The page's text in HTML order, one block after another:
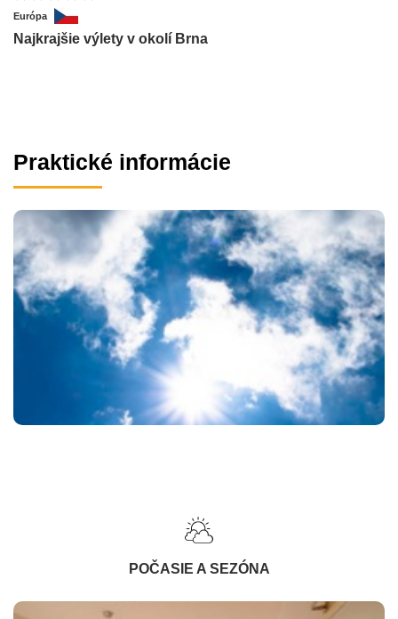
Európa
Najkrajšie výlety v okolí Brna
Praktické informácie
POČASIE A SEZÓNA